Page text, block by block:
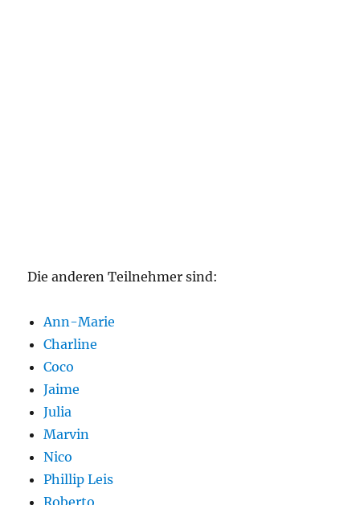
Die anderen Teilnehmer sind:
Ann-Marie
Charline
Coco
Jaime
Julia
Marvin
Nico
Phillip Leis
Roberto